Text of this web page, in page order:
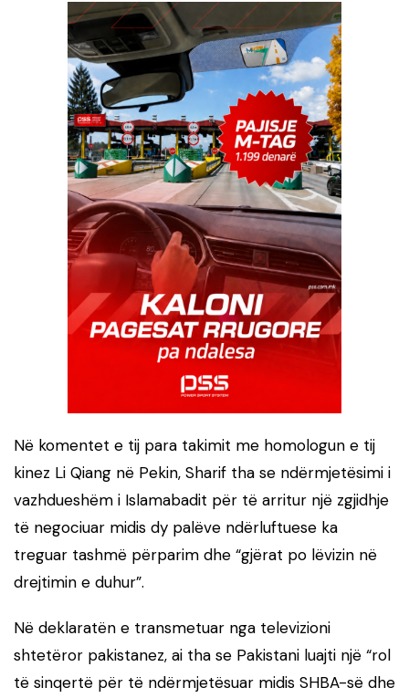
Në komentet e tij para takimit me homologun e tij
kinez Li Qiang në Pekin, Sharif tha se ndërmjetësimi i
vazhdueshëm i Islamabadit për të arritur një zgjidhje
të negociuar midis dy palëve ndërluftuese ka
treguar tashmë përparim dhe “gjërat po lëvizin në
drejtimin e duhur”.
Në deklaratën e transmetuar nga televizioni
shtetëror pakistanez, ai tha se Pakistani luajti një “rol
të sinqertë për të ndërmjetësuar midis SHBA-së dhe